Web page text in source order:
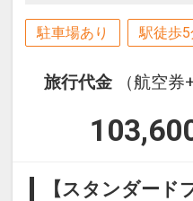
駐車場あり 駅徒歩
旅行代金
（航空
【スタンダード